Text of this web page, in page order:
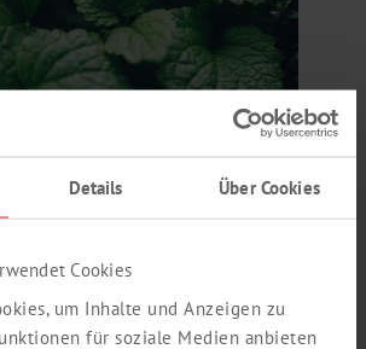
Details Über Cookies
Cookies
um Inhalte und Anzeigen zu
für soziale Medien anbieten